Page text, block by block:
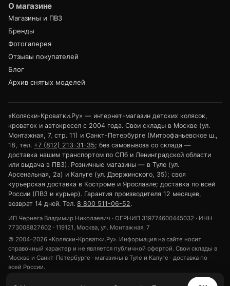
О магазине
Магазины и ПВЗ
Бренды
Фотогалерея
Отзывы покупателей
Блог
Архив снятых моделей
«Коляски-Кроватки.Ру» — интернет-магазин детских колясок,
кроваток и автокресел с 2004 года. Свои склады в Москве (ул.
Монтажная, 7, стр. 11) и Санкт-Петербурге (Митрофаньевское ш.,
18, тел. +7 (812) 213-31-35; без самовывоза со склада —
доставка нашим транспортом по СПб и Ленинградской области
или выдача в ПВЗ). Розничные магазины — в Туле (ул.
Арсенальная, 2а) и Калуге (ул. Дзержинского, 35); своя
курьерская доставка в Костроме и Ярославле; доставка по всей
России (ПВЗ и курьер). Гарантия производителя 12 месяцев,
возврат 14 дней. Тел. 8 800 511-06-52.
ИП Чернега Владимир Николаевич · ОГРНИП 319774600445032 · ИНН
773008827602 · 119121, Москва, ул. Монтажная, 7
© 2004–2026 «Коляски-Кроватки.Ру». Информация на сайте носит
справочный характер и не является публичной офертой. Свои склады в
Москве и Санкт-Петербурге · магазины в Туле и Калуге · доставка по
всей России.
Обработка персональных данных